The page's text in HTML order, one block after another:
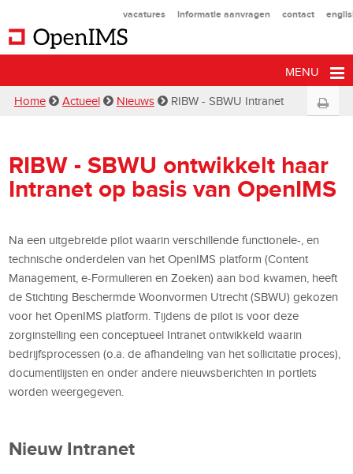
vacatures informatie aanvragen contact
MENU
Home Actueel Nieuws RIBW - SBWU Intranet
RIBW - SBWU ontwikkelt haar
Intranet op basis van OpenIMS
Na een uitgebreide pilot waarin verschillende functionele-, en
technische onderdelen van het OpenIMS platform (Content
Management, e-Formulieren en Zoeken) aan bod kwamen, heeft
de Stichting Beschermde Woonvormen Utrecht (SBWU) gekozen
voor het OpenIMS platform. Tijdens de pilot is voor deze
zorginstelling een conceptueel Intranet ontwikkeld waarin
bedrijfsprocessen (o.a. de afhandeling van het sollicitatie proces),
documentlijsten en onder andere nieuwsberichten in portlets
worden weergegeven.
Nieuw Intranet